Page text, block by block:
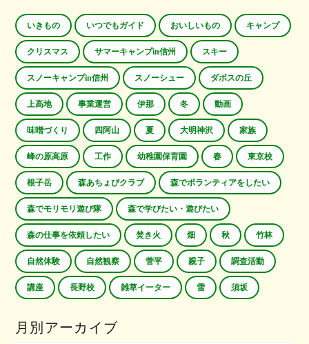
いきもの いつでもガイド おいしいもの キャンプ
クリスマス サマーキャンプin信州 スキー
スノーキャンプin信州 スノーシュー ダボスの丘
上高地 事業運営 伊那 冬 動画
味噌づくり 四阿山 夏 大明神沢 家族
峰の原高原 工作 幼稚園保育園 春 東京校
根子岳 森あちょびクラブ 森でボランティアをしたい
森でモリモリ遊び隊 森で学びたい・遊びたい
森の仕事を依頼したい 焚き火 畑 秋 竹林
自然体験 自然観察 菅平 親子 調査活動
講座 長野校 雑草イーター 雪 須坂
月別アーカイブ